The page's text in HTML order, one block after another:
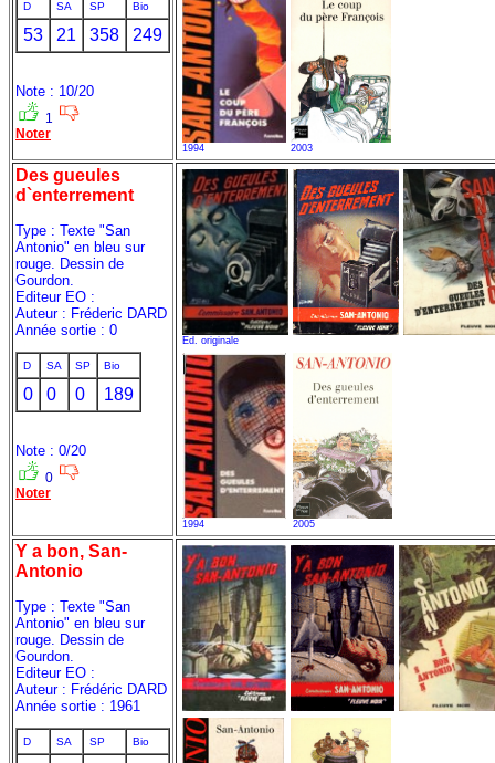
D SA SP Bio
53 21 358 249
Note : 10/20
1
Noter
1994 2003
Des gueules
d`enterrement
Type : Texte "San
Antonio" en bleu sur
rouge. Dessin de
Gourdon.
Editeur EO :
Auteur : Fréderic DARD
Année sortie : 0
D SA SP Bio
0 0 0 189
Note : 0/20
0
Noter
Ed. originale
1994 2005
Y a bon, San-
Antonio
Type : Texte "San
Antonio" en bleu sur
rouge. Dessin de
Gourdon.
Editeur EO :
Auteur : Frédéric DARD
Année sortie : 1961
D SA SP Bio